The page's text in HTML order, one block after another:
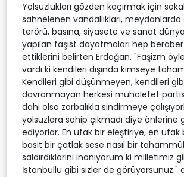
Yolsuzlukları gözden kaçırmak için
sahnelenen vandallıkları,
terörü, basına, siyasete ve sanat
yapılan faşist dayatmaları hep
ettiklerini belirten Erdoğan, "Faşizm
vardı ki kendileri dışında kimseye
Kendileri gibi düşünmeyen, kendileri
davranmayan herkesi muhalefet
dahi olsa zorbalıkla sindirmeye
yolsuzlara sahip çıkmadı diye önlerine
ediyorlar. En ufak bir eleştiriye, en ufak
basit bir çatlak sese nasıl bir
saldırdıklarını inanıyorum ki milletimiz
İstanbullu gibi sizler de görüyorsunuz."